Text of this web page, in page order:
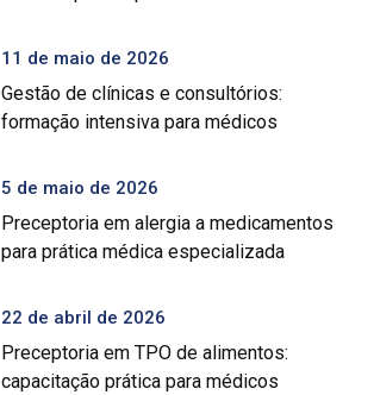
11 de maio de 2026
Gestão de clínicas e consultórios:
formação intensiva para médicos
5 de maio de 2026
Preceptoria em alergia a medicamentos
para prática médica especializada
22 de abril de 2026
Preceptoria em TPO de alimentos:
capacitação prática para médicos